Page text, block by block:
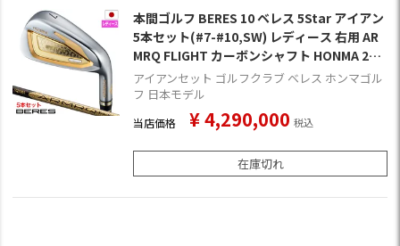
本間ゴルフ BERES 10 ベレス 5Star アイアン
5本セット(#7-#10,SW) レディース 右用 AR
MRQ FLIGHT カーボンシャフト HONMA 202
6年モデル 日本正規品 ゴルフクラブ
アイアンセット ゴルフクラブ ベレス ホンマゴル
フ 日本モデル
当店価格 ¥4,290,000 税込
在庫切れ